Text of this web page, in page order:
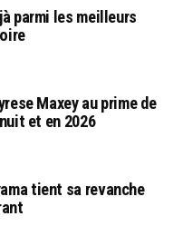
parmi les meilleurs
Maxey au prime de
et en 2026
tient sa revanche